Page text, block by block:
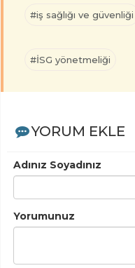
#iş sağlığı ve güvenliği
#İSG yönetmeliği
YORUM EKLE
Adınız Soyadınız
Yorumunuz